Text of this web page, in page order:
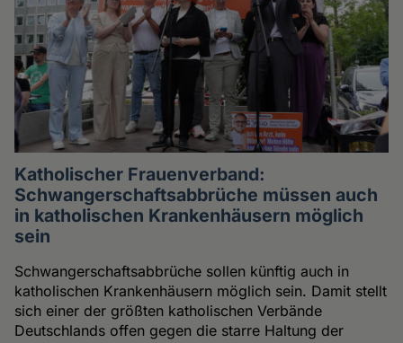
Katholischer Frauenverband:
Schwangerschaftsabbrüche müssen auch
in katholischen Krankenhäusern möglich
sein
Schwangerschaftsabbrüche sollen künftig auch in
katholischen Krankenhäusern möglich sein. Damit stellt
sich einer der größten katholischen Verbände
Deutschlands offen gegen die starre Haltung der